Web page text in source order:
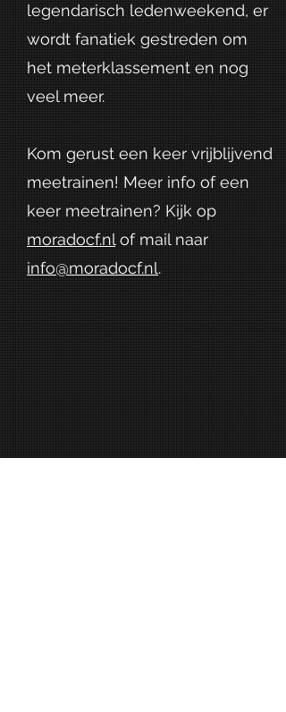
legendarisch ledenweekend, er
wordt fanatiek gestreden om
het meterklassement en nog
veel meer.
Kom gerust een keer vrijblijvend
meetrainen! Meer info of een
keer meetrainen? Kijk op
moradocf.nlof mail naar
info@moradocf.nl.